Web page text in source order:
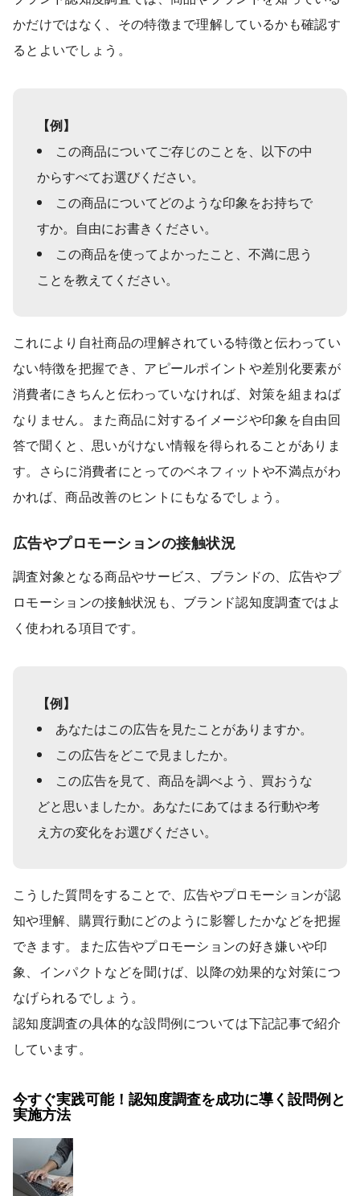
かだけではなく、その特徴まで理解しているかも確認す
るとよいでしょう。
【例】
この商品についてご存じのことを、以下の中
からすべてお選びください。
この商品についてどのような印象をお持ちで
すか。自由にお書きください。
この商品を使ってよかったこと、不満に思う
ことを教えてください。
これにより自社商品の理解されている特徴と伝わってい
ない特徴を把握でき、アピールポイントや差別化要素が
消費者にきちんと伝わっていなければ、対策を組まねば
なりません。また商品に対するイメージや印象を自由回
答で聞くと、思いがけない情報を得られることがありま
す。さらに消費者にとってのベネフィットや不満点がわ
かれば、商品改善のヒントにもなるでしょう。
広告やプロモーションの接触状況
調査対象となる商品やサービス、ブランドの、広告やプ
ロモーションの接触状況も、ブランド認知度調査ではよ
く使われる項目です。
【例】
あなたはこの広告を見たことがありますか。
この広告をどこで見ましたか。
この広告を見て、商品を調べよう、買おうな
どと思いましたか。あなたにあてはまる行動や考
え方の変化をお選びください。
こうした質問をすることで、広告やプロモーションが認
知や理解、購買行動にどのように影響したかなどを把握
できます。また広告やプロモーションの好き嫌いや印
象、インパクトなどを聞けば、以降の効果的な対策につ
なげられるでしょう。
認知度調査の具体的な設問例については下記記事で紹介
しています。
今すぐ実践可能！認知度調査を成功に導く設問例と
実施方法